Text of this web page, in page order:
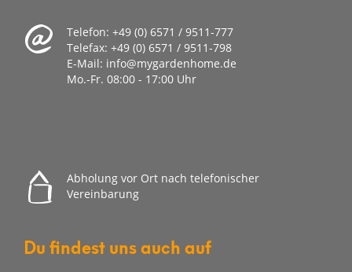
Telefon: +49 (0) 6571 / 9511-777
Telefax: +49 (0) 6571 / 9511-798
E-Mail: info@mygardenhome.de
Mo.-Fr. 08:00 - 17:00 Uhr
Abholung vor Ort nach telefonischer
Vereinbarung
Du findest uns auch auf